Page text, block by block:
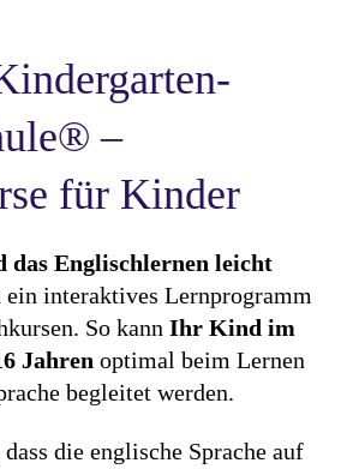
–
für Kinder
Englischlernen leicht
ein interaktives Lernprogramm
So kann Ihr Kind im
Jahren optimal beim Lernen
begleitet werden.
die englische Sprache auf